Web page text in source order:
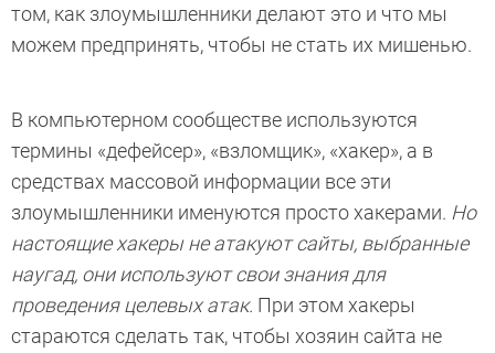
том, как злоумышленники делают это и что мы
можем предпринять, чтобы не стать их мишенью.
В компьютерном сообществе используются
термины «дефейсер», «взломщик», «хакер», а в
средствах массовой информации все эти
злоумышленники именуются просто хакерами. Но
настоящие хакеры не атакуют сайты, выбранные
наугад, они используют свои знания для
проведения целевых атак. При этом хакеры
стараются сделать так, чтобы хозяин сайта не